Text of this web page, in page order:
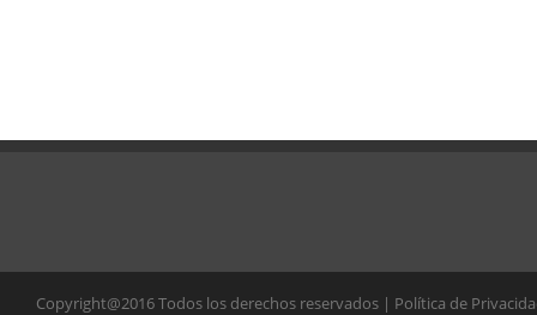
Copyright@2016 Todos los derechos reservados | Política de